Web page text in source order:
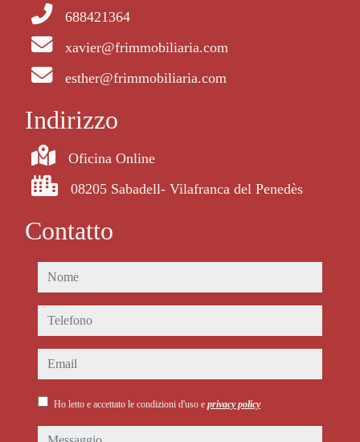
688421364
xavier@frimmobiliaria.com
esther@frimmobiliaria.com
Indirizzo
Oficina Online
08205 Sabadell- Vilafranca del Penedès
Contatto
nome
telefono
email
Ho letto e accettato le condizioni d'uso e privacy policy
messaggio